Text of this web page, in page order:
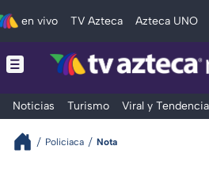
en vivo TV Azteca Azteca UNO
Noticias Turismo Viral y Tendencia
Policiaca Nota